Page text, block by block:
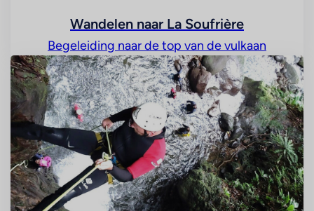
Wandelen naar La Soufrière
Begeleiding naar de top van de vulkaan